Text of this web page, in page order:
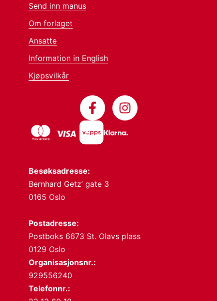
Besøksadresse:
Bernhard Getz’ gate 3
0165 Oslo
Postadresse:
Postboks 6673 St. Olavs plass
0129 Oslo
Organisasjonsnr.:
929556240
Telefonnr.:
Send inn manus
Om forlaget
Ansatte
Information in English
Kjøpsvilkår